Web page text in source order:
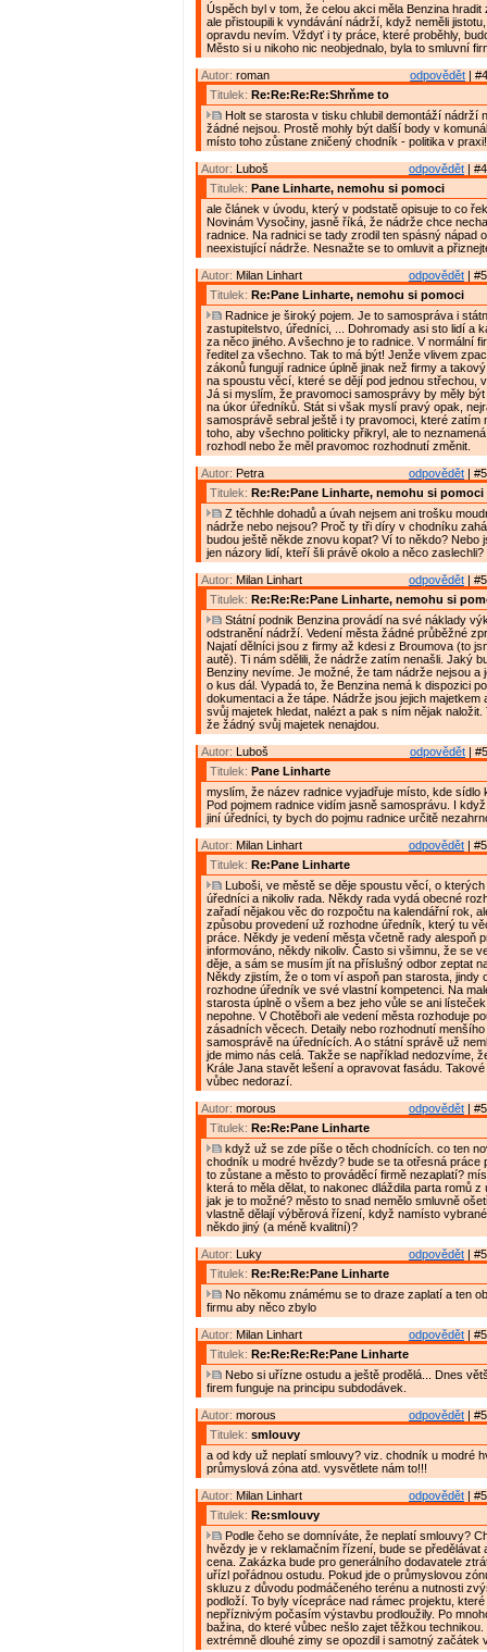
Úspěch byl v tom, že celou akci měla Benzina hradit
ale přistoupili k vyndávání nádrží, když neměli
opravdu nevím. Vždyť i ty práce, které proběhly,
Město si u nikoho nic neobjednalo, byla to smluvní
odpovědět |
Autor: roman
Titulek: Re:Re:Re:Re:Shrňme to
Holt se starosta v tisku chlubil demontáží nádrží
žádné nejsou. Prostě mohly být další body v
místo toho zůstane zničený chodník - politika v praxi!
odpovědět |
Autor: Luboš
Titulek: Pane Linharte, nemohu si pomoci
ale článek v úvodu, který v podstatě opisuje to co
Novinám Vysočiny, jasně říká, že nádrže chce
radnice. Na radnici se tady zrodil ten spásný nápad
neexistující nádrže. Nesnažte se to omluvit a
odpovědět |
Autor: Milan Linhart
Titulek: Re:Pane Linharte, nemohu si pomoci
Radnice je široký pojem. Je to samospráva i
zastupitelstvo, úředníci, ... Dohromady asi sto lidí a
za něco jiného. A všechno je to radnice. V normální
ředitel za všechno. Tak to má být! Jenže vlivem
zákonů fungují radnice úplně jinak než firmy a
na spoustu věcí, které se dějí pod jednou střechou,
Já si myslím, že pravomoci samosprávy by měly
na úkor úředníků. Stát si však myslí pravý opak,
samosprávě sebral ještě i ty pravomoci, které zatím
toho, aby všechno politicky přikryl, ale to
rozhodl nebo že měl pravomoc rozhodnutí změnit.
odpovědět |
Autor: Petra
Titulek: Re:Re:Pane Linharte, nemohu si pomoci
Z těchhle dohadů a úvah nejsem ani trošku
nádrže nebo nejsou? Proč ty tři díry v chodníku
budou ještě někde znovu kopat? Ví to někdo? Nebo
jen názory lidí, kteří šli právě okolo a něco zaslechli?
odpovědět |
Autor: Milan Linhart
Titulek: Re:Re:Re:Pane Linharte, nemohu si
Státní podnik Benzina provádí na své náklady
odstranění nádrží. Vedení města žádné průběžné
Najatí dělníci jsou z firmy až kdesi z Broumova (to
autě). Ti nám sdělili, že nádrže zatím nenašli. Jaký
Benziny nevíme. Je možné, že tam nádrže nejsou a
o kus dál. Vypadá to, že Benzina nemá k dispozici
dokumentaci a že tápe. Nádrže jsou jejich majetkem
svůj majetek hledat, nalézt a pak s ním nějak naložit.
že žádný svůj majetek nenajdou.
odpovědět |
Autor: Luboš
Titulek: Pane Linharte
myslím, že název radnice vyjadřuje místo, kde sídlo
Pod pojmem radnice vidím jasně samosprávu. I
jiní úředníci, ty bych do pojmu radnice určitě
odpovědět |
Autor: Milan Linhart
Titulek: Re:Pane Linharte
Luboši, ve městě se děje spoustu věcí, o
úředníci a nikoliv rada. Někdy rada vydá obecné
zařadí nějakou věc do rozpočtu na kalendářní rok,
způsobu provedení už rozhodne úředník, který tu
práce. Někdy je vedení města včetně rady alespoň
informováno, někdy nikoliv. Často si všimnu, že se
děje, a sám se musím jít na příslušný odbor zeptat
Někdy zjistím, že o tom ví aspoň pan starosta, jindy
rozhodne úředník ve své vlastní kompetenci. Na
starosta úplně o všem a bez jeho vůle se ani
nepohne. V Chotěboři ale vedení města rozhoduje
zásadních věcech. Detaily nebo rozhodnutí
samosprávě na úřednících. A o státní správě už
jde mimo nás celá. Takže se například nedozvíme,
Krále Jana stavět lešení a opravovat fasádu.
vůbec nedorazí.
odpovědět |
Autor: morous
Titulek: Re:Re:Pane Linharte
když už se zde píše o těch chodnících. co ten
chodník u modré hvězdy? bude se ta otřesná práce
to zůstane a město to prováděcí firmě nezaplatí?
která to měla dělat, to nakonec dláždila parta romů z
jak je to možné? město to snad nemělo smluvně
vlastně dělají výběrová řízení, když namísto
někdo jiný (a méně kvalitní)?
odpovědět |
Autor: Luky
Titulek: Re:Re:Re:Pane Linharte
No někomu známému se to draze zaplatí a ten
firmu aby něco zbylo
odpovědět |
Autor: Milan Linhart
Titulek: Re:Re:Re:Re:Pane Linharte
Nebo si uřízne ostudu a ještě prodělá... Dnes
firem funguje na principu subdodávek.
odpovědět |
Autor: morous
Titulek: smlouvy
a od kdy už neplatí smlouvy? viz. chodník u modré
průmyslová zóna atd. vysvětlete nám to!!!
odpovědět |
Autor: Milan Linhart
Titulek: Re:smlouvy
Podle čeho se domníváte, že neplatí smlouvy?
hvězdy je v reklamačním řízení, bude se předělávat
cena. Zakázka bude pro generálního dodavatele
uřízl pořádnou ostudu. Pokud jde o průmyslovou
skluzu z důvodu podmáčeného terénu a nutnosti
podloží. To byly vícepráce nad rámec projektu,
nepříznivým počasím výstavbu prodloužily. Po
bažina, do které vůbec nešlo zajet těžkou technikou.
extrémně dlouhé zimy se opozdil i samotný začátek